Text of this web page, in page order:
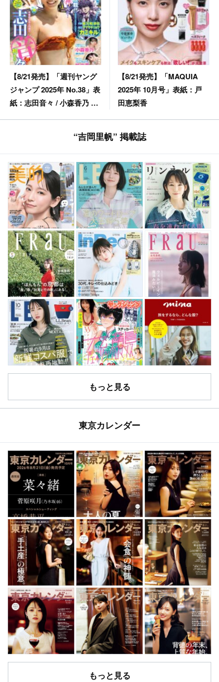
【8/21発売】「週刊ヤング
ジャンプ 2025年 No.38」表
紙：志田音々 / 小森香乃 竹
【8/21発売】「MAQUIA
2025年 10月号」表紙：戸
田恵梨香
“吉岡里帆” 掲載誌
もっと見る
東京カレンダー
もっと見る